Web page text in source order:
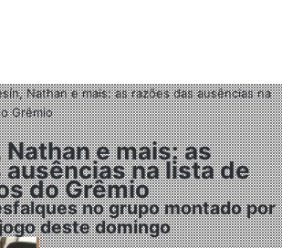
Nathan e mais: as razões das ausências na
Grêmio
e mais: as
na lista de
do Grêmio
no grupo montado por
deste domingo